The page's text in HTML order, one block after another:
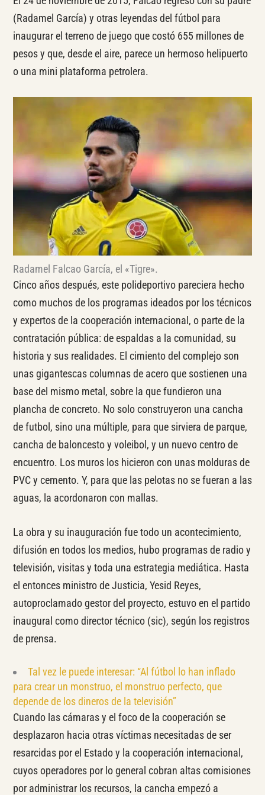
(Radamel García) y otras leyendas del fútbol para
inaugurar el terreno de juego que costó 655 millones de
pesos y que, desde el aire, parece un hermoso helipuerto
o una mini plataforma petrolera.
Radamel Falcao García, el «Tigre».
Cinco años después, este polideportivo pareciera hecho
como muchos de los programas ideados por los técnicos
y expertos de la cooperación internacional, o parte de la
contratación pública: de espaldas a la comunidad, su
historia y sus realidades. El cimiento del complejo son
unas gigantescas columnas de acero que sostienen una
base del mismo metal, sobre la que fundieron una
plancha de concreto. No solo construyeron una cancha
de futbol, sino una múltiple, para que sirviera de parque,
cancha de baloncesto y voleibol, y un nuevo centro de
encuentro. Los muros los hicieron con unas molduras de
PVC y cemento. Y, para que las pelotas no se fueran a las
aguas, la acordonaron con mallas.
La obra y su inauguración fue todo un acontecimiento,
difusión en todos los medios, hubo programas de radio y
televisión, visitas y toda una estrategia mediática. Hasta
el entonces ministro de Justicia, Yesid Reyes,
autoproclamado gestor del proyecto, estuvo en el partido
inaugural como director técnico (sic), según los registros
de prensa.
Tal vez le puede interesar: “Al fútbol lo han inflado
para crear un monstruo, el monstruo perfecto, que
depende de los dineros de la televisión”
Cuando las cámaras y el foco de la cooperación se
desplazaron hacia otras víctimas necesitadas de ser
resarcidas por el Estado y la cooperación internacional,
cuyos operadores por lo general cobran altas comisiones
por administrar los recursos, la cancha empezó a